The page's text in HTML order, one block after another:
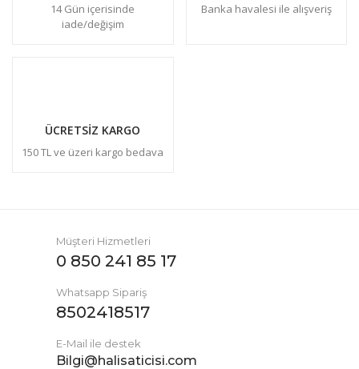
14 Gün içerisinde
iade/değişim
Banka havalesi ile alışveriş
ÜCRETSİZ KARGO
150 TL ve üzeri kargo bedava
Müşteri Hizmetleri
0 850 241 85 17
Whatsapp Sipariş
8502418517
E-Mail ile destek
Bilgi@halisaticisi.com